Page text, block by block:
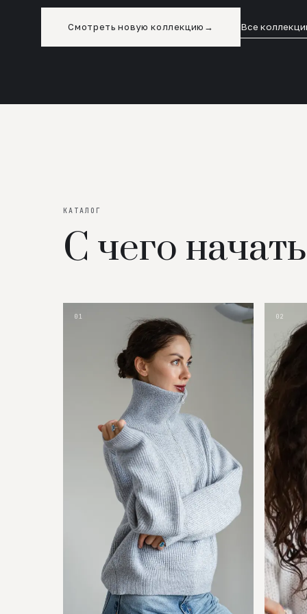
Смотреть новую коллекцию → Все
КАТАЛОГ
С чего начать
01 02